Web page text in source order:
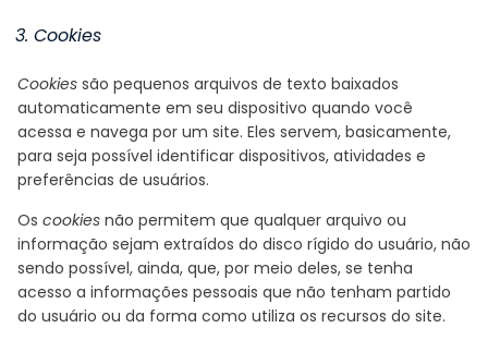
3. Cookies
Cookies são pequenos arquivos de texto baixados
automaticamente em seu dispositivo quando você
acessa e navega por um site. Eles servem, basicamente,
para seja possível identificar dispositivos, atividades e
preferências de usuários.
Os cookies não permitem que qualquer arquivo ou
informação sejam extraídos do disco rígido do usuário, não
sendo possível, ainda, que, por meio deles, se tenha
acesso a informações pessoais que não tenham partido
do usuário ou da forma como utiliza os recursos do site.